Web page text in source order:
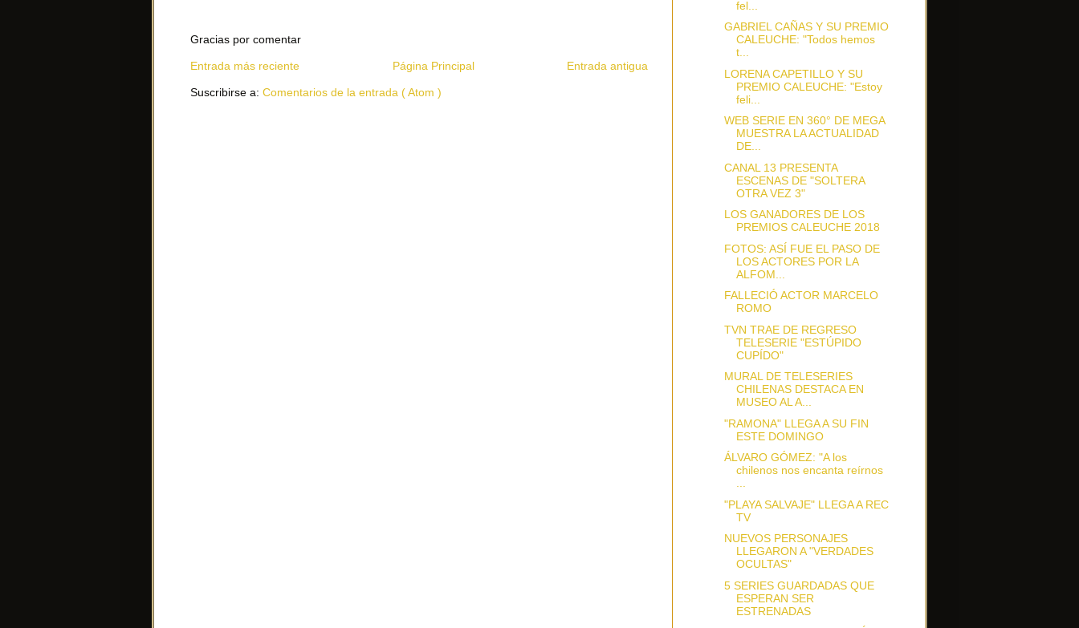
Gracias por comentar
Entrada más reciente Entrada antigua
Página Principal
Suscribirse a: Comentarios de la entrada ( Atom )
fel...
GABRIEL CAÑAS Y SU PREMIO
CALEUCHE: "Todos hemos
t...
LORENA CAPETILLO Y SU
PREMIO CALEUCHE: "Estoy
feli...
WEB SERIE EN 360° DE MEGA
MUESTRA LA ACTUALIDAD
DE...
CANAL 13 PRESENTA
ESCENAS DE "SOLTERA
OTRA VEZ 3"
LOS GANADORES DE LOS
PREMIOS CALEUCHE 2018
FOTOS: ASÍ FUE EL PASO DE
LOS ACTORES POR LA
ALFOM...
FALLECIÓ ACTOR MARCELO
ROMO
TVN TRAE DE REGRESO
TELESERIE "ESTÚPIDO
CUPÍDO"
MURAL DE TELESERIES
CHILENAS DESTACA EN
MUSEO AL A...
"RAMONA" LLEGA A SU FIN
ESTE DOMINGO
ÁLVARO GÓMEZ: "A los
chilenos nos encanta reírnos
...
"PLAYA SALVAJE" LLEGA A REC
TV
NUEVOS PERSONAJES
LLEGARON A "VERDADES
OCULTAS"
5 SERIES GUARDADAS QUE
ESPERAN SER
ESTRENADAS